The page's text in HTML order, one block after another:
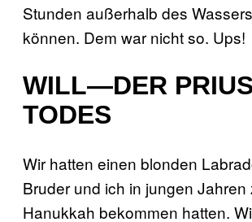
Stunden außerhalb des
können. Dem war nicht so. Ups!
WILL—DER
TODES
Wir hatten einen blonden
Bruder und ich in jungen Jahren
Hanukkah bekommen hatten.